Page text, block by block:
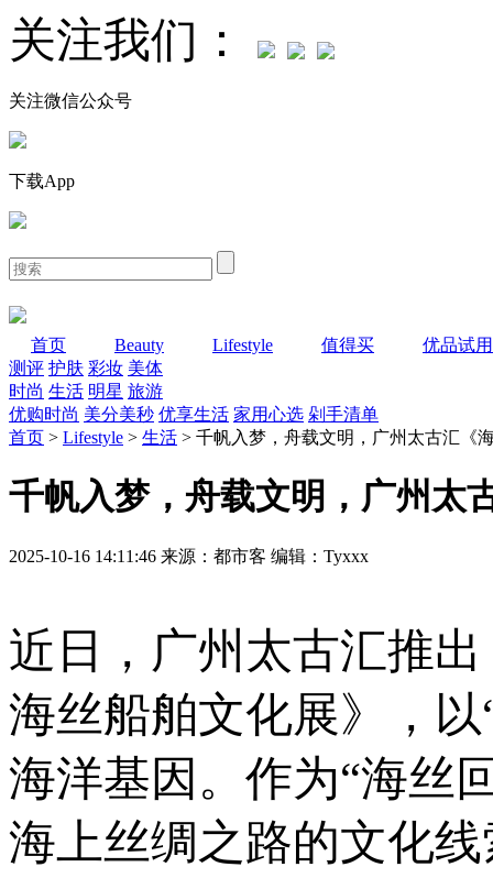
关注我们：
关注微信公众号
下载App
首页 Beauty Lifestyle 值得买
优品试用
测评 护肤 彩妆 美体
时尚 生活 明星 旅游
优购时尚 美分美秒 优享生活 家用心选 剁手清单
首页 > Lifestyle > 生活 > 千帆入梦，舟载文明，广州太古汇《
千帆入梦，舟载文明，广州太
2025-10-16 14:11:46 来源：都市客 编辑：Tyxxx
近日，广州太古汇推
海丝船舶文化展》，
海洋基因。作为“海丝
海上丝绸之路的文化